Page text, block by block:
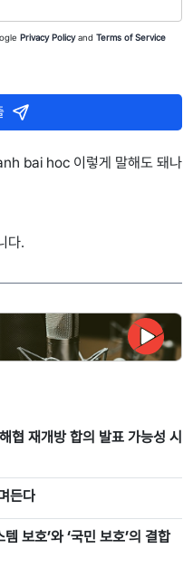
Privacy Policyand Terms of Service
bai hoc 이렇게 말해도 돼나
다.
협 재개방 합의 발표 가능성 시
든다
보호’와 ‘국민 보호’의 결합